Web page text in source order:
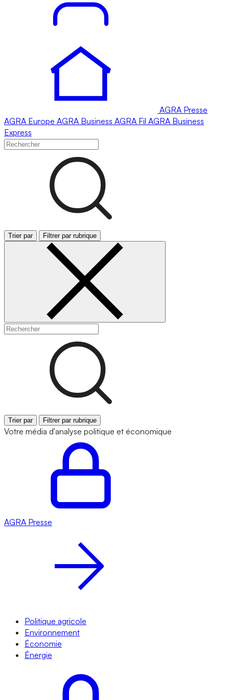
AGRA Presse
AGRA Europe AGRA Business AGRA Fil AGRA Business
Express
Trier par Filtrer par rubrique
Trier par Filtrer par rubrique
Votre média d'analyse politique et économique
AGRA Presse
Politique agricole
Environnement
Économie
Énergie